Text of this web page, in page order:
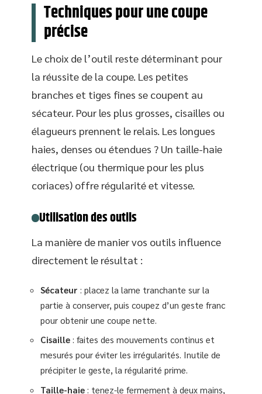
Techniques pour une coupe
précise
Le choix de l’outil reste déterminant pour
la réussite de la coupe. Les petites
branches et tiges fines se coupent au
sécateur. Pour les plus grosses, cisailles ou
élagueurs prennent le relais. Les longues
haies, denses ou étendues ? Un taille-haie
électrique (ou thermique pour les plus
coriaces) offre régularité et vitesse.
Utilisation des outils
La manière de manier vos outils influence
directement le résultat :
Sécateur : placez la lame tranchante sur la
partie à conserver, puis coupez d’un geste franc
pour obtenir une coupe nette.
Cisaille : faites des mouvements continus et
mesurés pour éviter les irrégularités. Inutile de
précipiter le geste, la régularité prime.
Taille-haie : tenez-le fermement à deux mains,